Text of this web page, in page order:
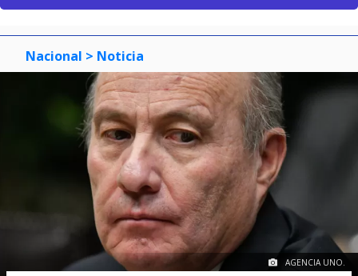
Nacional > Noticia
AGENCIA UNO.